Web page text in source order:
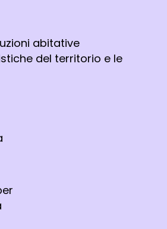
abitative
del territorio e le